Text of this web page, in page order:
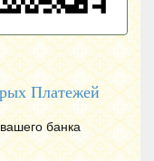
Платежей
банка